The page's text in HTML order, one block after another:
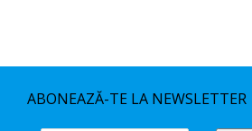
ABONEAZĂ-TE LA NEWSLETTER